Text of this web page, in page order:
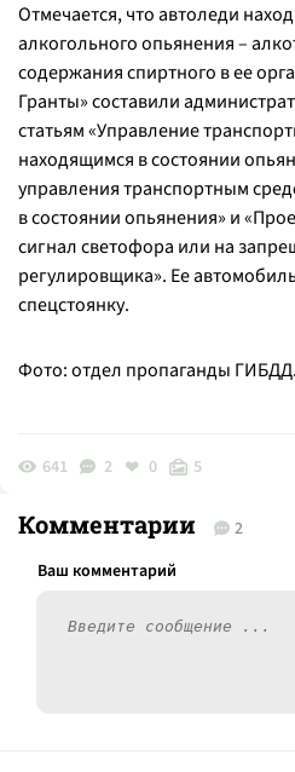
Отмечается, что автоледи
алкогольного опьянения –
содержания спиртного в ее
Гранты» составили
статьям «Управление
находящимся в состоянии
управления транспортным
в состоянии опьянения» и
сигнал светофора или на
регулировщика». Ее
спецстоянку.
Фото: отдел пропаганды ГИБДД.
641 2 0 5
Комментарии 2